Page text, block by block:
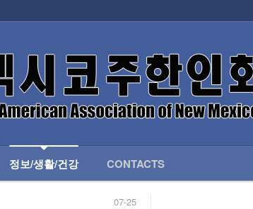
정보/생활/건강 CONTACTS
04-04